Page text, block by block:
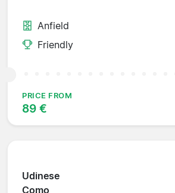
Anfield
Friendly
PRICE FROM
89 €
Udinese
Como